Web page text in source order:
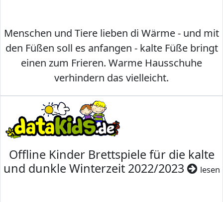
Menschen und Tiere lieben di Wärme - und mit
den Füßen soll es anfangen - kalte Füße bringt
einen zum Frieren. Warme Hausschuhe
verhindern das vielleicht.
Offline Kinder Brettspiele für die kalte
und dunkle Winterzeit 2022/2023
lesen